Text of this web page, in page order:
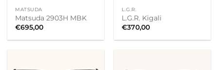
MATSUDA
Matsuda 2903H MBK
€695,00
L.G.R.
L.G.R. Kigali
€370,00